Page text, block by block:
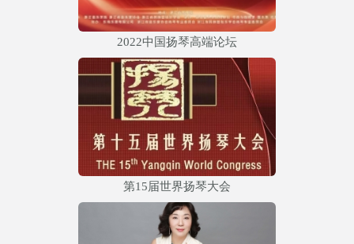
2022中国扬琴高端论坛
第15届世界扬琴大会